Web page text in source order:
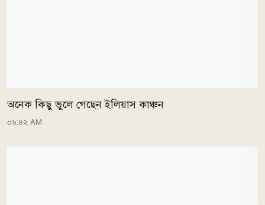
অনেক কিছু ভুলে গেছেন ইলিয়াস কাঞ্চন
০৬:৪২ AM